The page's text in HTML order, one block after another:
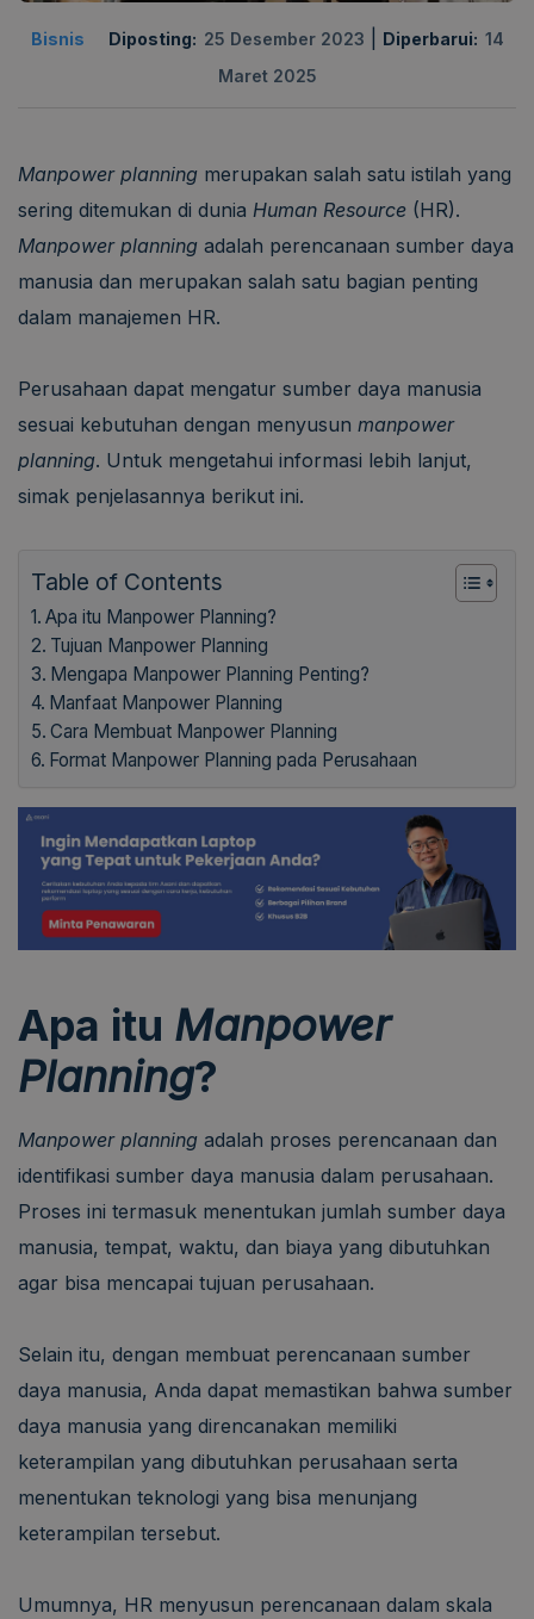
Bisnis Diposting: 25 Desember 2023 Diperbarui: 14
Maret 2025
Manpower planning merupakan salah satu istilah yang
sering ditemukan di dunia Human Resource (HR).
Manpower planning adalah perencanaan sumber daya
manusia dan merupakan salah satu bagian penting
dalam manajemen HR.
Perusahaan dapat mengatur sumber daya manusia
sesuai kebutuhan dengan menyusun manpower
planning. Untuk mengetahui informasi lebih lanjut,
simak penjelasannya berikut ini.
Table of Contents
Apa itu Manpower Planning?
Tujuan Manpower Planning
Mengapa Manpower Planning Penting?
Manfaat Manpower Planning
Cara Membuat Manpower Planning
Format Manpower Planning pada Perusahaan
Apa itu Manpower
Planning?
Manpower planning adalah proses perencanaan dan
identifikasi sumber daya manusia dalam perusahaan.
Proses ini termasuk menentukan jumlah sumber daya
manusia, tempat, waktu, dan biaya yang dibutuhkan
agar bisa mencapai tujuan perusahaan.
Selain itu, dengan membuat perencanaan sumber
daya manusia, Anda dapat memastikan bahwa sumber
daya manusia yang direncanakan memiliki
keterampilan yang dibutuhkan perusahaan serta
menentukan teknologi yang bisa menunjang
keterampilan tersebut.
Umumnya, HR menyusun perencanaan dalam skala